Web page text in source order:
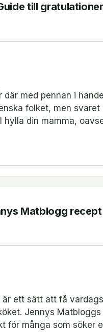
till gratulationer
med pennan i
folket, men
din mamma,
Matblogg recept
ett sätt att få
Jennys
för många som söker